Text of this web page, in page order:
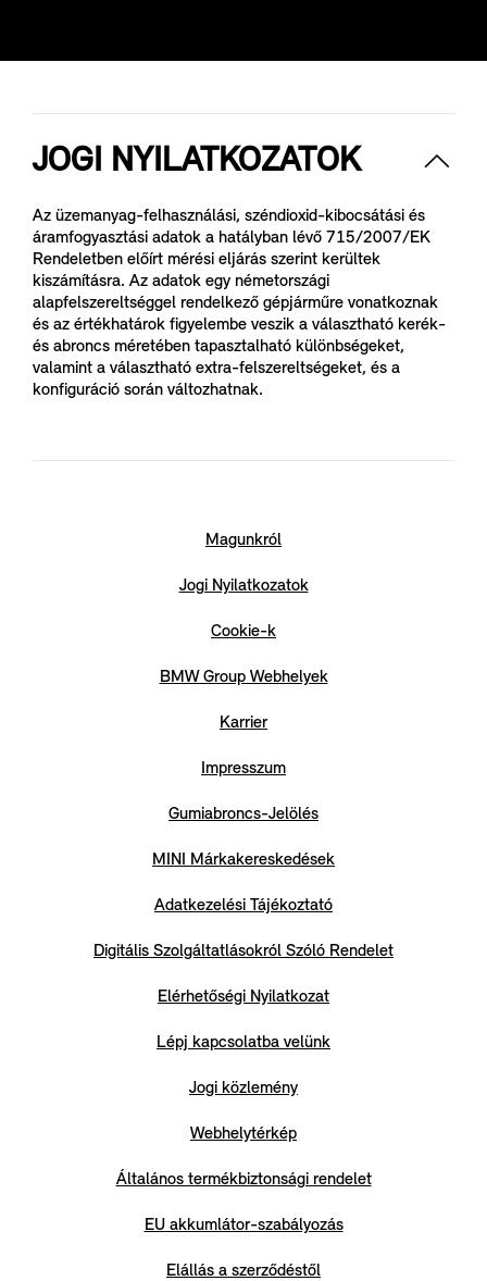
JOGI NYILATKOZATOK
Az üzemanyag-felhasználási, széndioxid-kibocsátási és
áramfogyasztási adatok a hatályban lévő 715/2007/EK
Rendeletben előírt mérési eljárás szerint kerültek
kiszámításra. Az adatok egy németországi
alapfelszereltséggel rendelkező gépjárműre vonatkoznak
és az értékhatárok figyelembe veszik a választható kerék-
és abroncs méretében tapasztalható különbségeket,
valamint a választható extra-felszereltségeket, és a
konfiguráció során változhatnak.
Magunkról
Jogi Nyilatkozatok
Cookie-k
BMW Group Webhelyek
Karrier
Impresszum
Gumiabroncs-Jelölés
MINI Márkakereskedések
Adatkezelési Tájékoztató
Digitális Szolgáltatlásokról Szóló Rendelet
Elérhetőségi Nyilatkozat
Lépj kapcsolatba velünk
Jogi közlemény
Webhelytérkép
Általános termékbiztonsági rendelet
EU akkumlátor-szabályozás
Elállás a szerződéstől